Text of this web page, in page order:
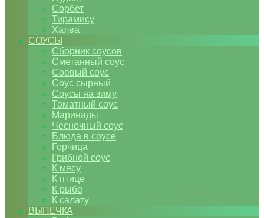
Сорбет
Тирамису
Халва
СОУСЫ
Сборник соусов
Сметанный соус
Соевый соус
Соус сырный
Соусы на зиму
Томатный соус
Маринады
Чесночный соус
Блюда в соусе
Горчица
Грибной соус
К мясу
К птице
К рыбе
К салату
ВЫПЕЧКА